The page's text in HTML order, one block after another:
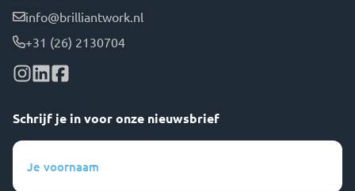
info@brilliantwork.nl
+31 (26) 2130704
Schrijf je in voor onze nieuwsbrief
Je
voornaam
(Vereist)